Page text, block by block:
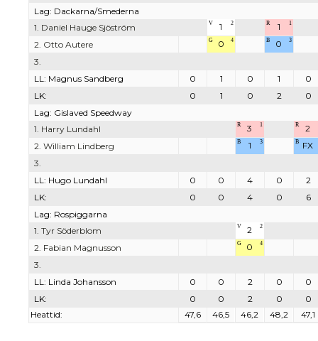
Lag: Dackarna/Smederna
1. Daniel Hauge Sjöström
V 1 2 R 1 1
2. Otto Autere G 0 4 B 0 3
3.
LL: Magnus Sandberg
0 1 0 1
0
LK:
0 1 0 2
0
Lag: Gislaved Speedway
1. Harry Lundahl
R 3 1 R
2
2. William Lindberg
B 1 3 B
FX
3.
LL: Hugo Lundahl
0 0 4 0
2
LK:
0 0 4 0
6
Lag: Rospiggarna
1. Tyr Söderblom
V 2 2
2. Fabian Magnusson G 0 4
3.
LL: Linda Johansson
0 0 2 0
0
LK:
0 0 2 0
0
Heattid:
47,6 46,5 46,2 48,2 47,1